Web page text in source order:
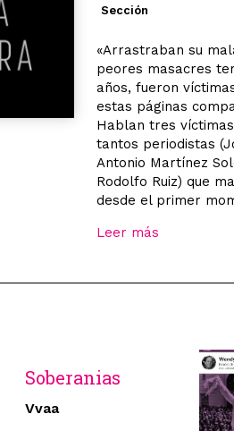
Sección
«Arrastraban su
peores masacres
años, fueron
estas páginas
Hablan tres
tantos periodistas
Antonio Martínez
Rodolfo Ruiz) que
desde el primer
Leer más
Soberanias
Vvaa